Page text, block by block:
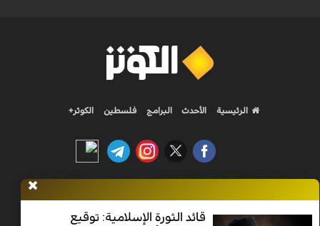
قائد الثورة الإسلامية: توقيع
الرئيسية الأحدث البرامج فلسطين الكوثر+
Nilesat 11900 V | Badr 8 11747 V | Badr5 12284 V